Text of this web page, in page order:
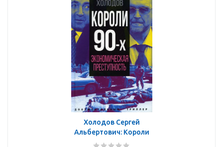
Холодов Сергей
Альбертович: Короли
девяностых.